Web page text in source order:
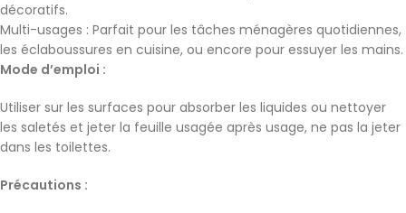
décoratifs.
Multi-usages : Parfait pour les tâches ménagères quotidiennes,
les éclaboussures en cuisine, ou encore pour essuyer les mains.
Mode d’emploi :
Utiliser sur les surfaces pour absorber les liquides ou nettoyer
les saletés et jeter la feuille usagée après usage, ne pas la jeter
dans les toilettes.
Précautions :